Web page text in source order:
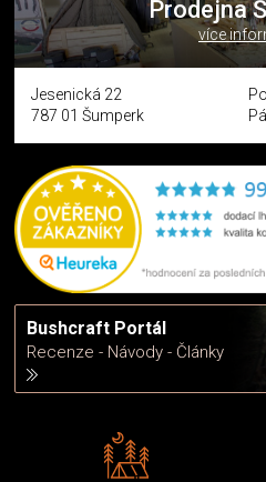
Prodejna
více
Jesenická 22
787 01 Šumperk
Bushcraft Portál
Recenze - Návody - Články